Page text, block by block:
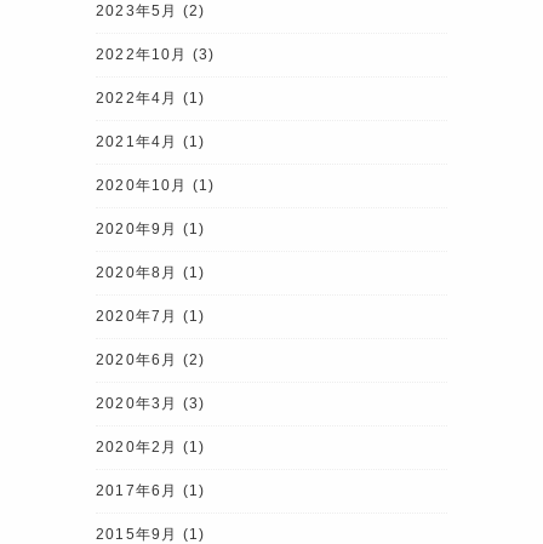
2023年5月 (2)
2022年10月 (3)
2022年4月 (1)
2021年4月 (1)
2020年10月 (1)
2020年9月 (1)
2020年8月 (1)
2020年7月 (1)
2020年6月 (2)
2020年3月 (3)
2020年2月 (1)
2017年6月 (1)
2015年9月 (1)